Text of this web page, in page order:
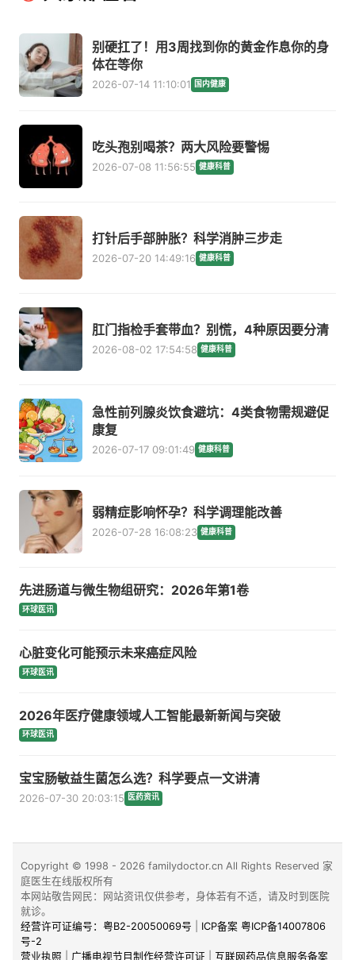
别硬扛了！用3周找到你的黄金作息你的身
体在等你
2026-07-14 11:10:01 国内健康
吃头孢别喝茶？两大风险要警惕
2026-07-08 11:56:55 健康科普
打针后手部肿胀？科学消肿三步走
2026-07-20 14:49:16 健康科普
肛门指检手套带血？别慌，4种原因要分清
2026-08-02 17:54:58 健康科普
急性前列腺炎饮食避坑：4类食物需规避促
康复
2026-07-17 09:01:49 健康科普
弱精症影响怀孕？科学调理能改善
2026-07-28 16:08:23 健康科普
先进肠道与微生物组研究：2026年第1卷
环球医讯
心脏变化可能预示未来癌症风险
环球医讯
2026年医疗健康领域人工智能最新新闻与突破
环球医讯
宝宝肠敏益生菌怎么选？科学要点一文讲清
2026-07-30 20:03:15 医药资讯
Copyright © 1998 - 2026 familydoctor.cn All Rights Reserved 家
庭医生在线版权所有
本网站敬告网民：网站资讯仅供参考，身体若有不适，请及时到医院
就诊。
经营许可证编号：粤B2-20050069号
ICP备案 粤ICP备14007806
号-2
营业执照
广播电视节目制作经营许可证 互联网药品信息服务备案